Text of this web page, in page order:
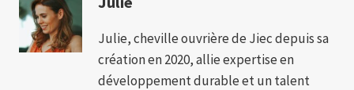
Julie, cheville ouvrière de Jiec depuis sa
création en 2020, allie expertise en
développement durable et un talent